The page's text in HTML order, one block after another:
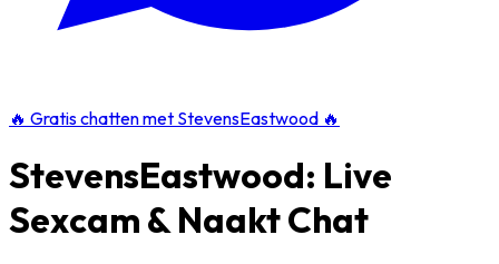
🔥 Gratis chatten met StevensEastwood 🔥
StevensEastwood: Live
Sexcam & Naakt Chat